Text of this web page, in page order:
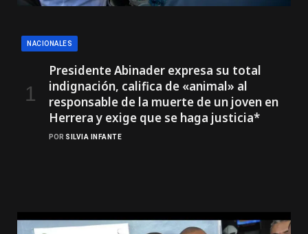
NACIONALES
Presidente Abinader expresa su total
indignación, califica de «animal» al
responsable de la muerte de un joven en
Herrera y exige que se haga justicia*
POR SILVIA INFANTE